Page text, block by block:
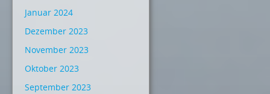
Januar 2024
Dezember 2023
November 2023
Oktober 2023
September 2023